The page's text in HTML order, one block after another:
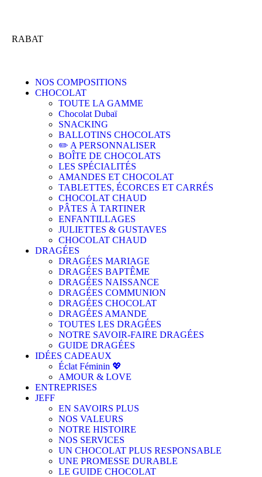
RABAT
NOS COMPOSITIONS
CHOCOLAT
TOUTE LA GAMME
Chocolat Dubaï
SNACKING
BALLOTINS CHOCOLATS
✏️ A PERSONNALISER
BOÎTE DE CHOCOLATS
LES SPÉCIALITÉS
AMANDES ET CHOCOLAT
TABLETTES, ÉCORCES ET CARRÉS
CHOCOLAT CHAUD
PÂTES À TARTINER
ENFANTILLAGES
JULIETTES & GUSTAVES
CHOCOLAT CHAUD
DRAGÉES
DRAGÉES MARIAGE
DRAGÉES BAPTÊME
DRAGÉES NAISSANCE
DRAGÉES COMMUNION
DRAGÉES CHOCOLAT
DRAGÉES AMANDE
TOUTES LES DRAGÉES
NOTRE SAVOIR-FAIRE DRAGÉES
GUIDE DRAGÉES
IDÉES CADEAUX
Éclat Féminin 💖
AMOUR & LOVE
ENTREPRISES
JEFF
EN SAVOIRS PLUS
NOS VALEURS
NOTRE HISTOIRE
NOS SERVICES
UN CHOCOLAT PLUS RESPONSABLE
UNE PROMESSE DURABLE
LE GUIDE CHOCOLAT